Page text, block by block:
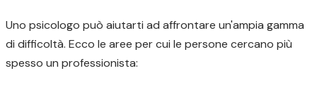
Uno psicologo può aiutarti ad affrontare un'ampia gamma
di difficoltà. Ecco le aree per cui le persone cercano più
spesso un professionista: